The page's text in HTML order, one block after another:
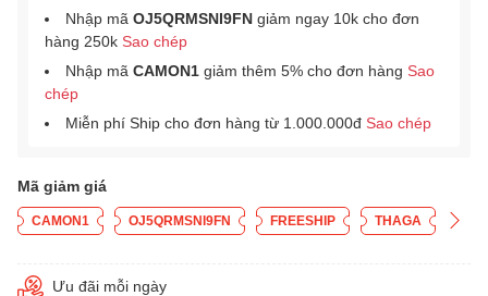
Nhập mã OJ5QRMSNI9FN giảm ngay 10k cho đơn
hàng 250k Sao chép
Nhập mã CAMON1 giảm thêm 5% cho đơn hàng Sao
chép
Miễn phí Ship cho đơn hàng từ 1.000.000đ Sao chép
Mã giảm giá
CAMON1 OJ5QRMSNI9FN FREESHIP THAGA
Ưu đãi mỗi ngày